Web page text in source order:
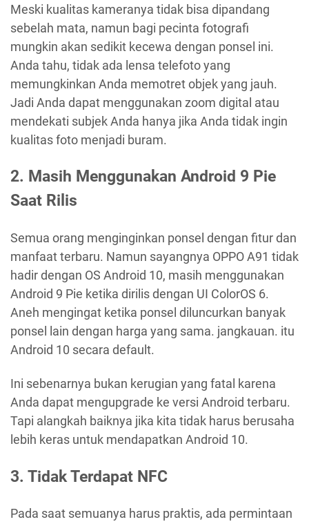
Meski kualitas kameranya tidak bisa dipandang
sebelah mata, namun bagi pecinta fotografi
mungkin akan sedikit kecewa dengan ponsel ini.
Anda tahu, tidak ada lensa telefoto yang
memungkinkan Anda memotret objek yang jauh.
Jadi Anda dapat menggunakan zoom digital atau
mendekati subjek Anda hanya jika Anda tidak ingin
kualitas foto menjadi buram.
2. Masih Menggunakan Android 9 Pie
Saat Rilis
Semua orang menginginkan ponsel dengan fitur dan
manfaat terbaru. Namun sayangnya OPPO A91 tidak
hadir dengan OS Android 10, masih menggunakan
Android 9 Pie ketika dirilis dengan UI ColorOS 6.
Aneh mengingat ketika ponsel diluncurkan banyak
ponsel lain dengan harga yang sama. jangkauan. itu
Android 10 secara default.
Ini sebenarnya bukan kerugian yang fatal karena
Anda dapat mengupgrade ke versi Android terbaru.
Tapi alangkah baiknya jika kita tidak harus berusaha
lebih keras untuk mendapatkan Android 10.
3. Tidak Terdapat NFC
Pada saat semuanya harus praktis, ada permintaan